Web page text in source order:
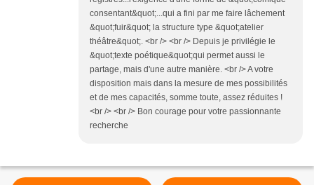
consentant&quot;...qui a fini par me faire lâchement
&quot;fuir&quot; la structure type &quot;atelier
théâtre&quot;. <br /> <br /> Depuis je privilégie le
&quot;texte poétique&quot;qui permet aussi le
partage, mais d'une autre manière. <br /> A votre
disposition mais dans la mesure de mes possibilités
et de mes capacités, somme toute, assez réduites !
<br /> <br /> Bon courage pour votre passionnante
recherche